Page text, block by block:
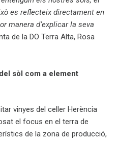
es reflecteix directament en
manera d’explicar la seva
de la DO Terra Alta, Rosa
sòl com a element
vinyes del celler Herència
el focus en el terra de
de la zona de producció,